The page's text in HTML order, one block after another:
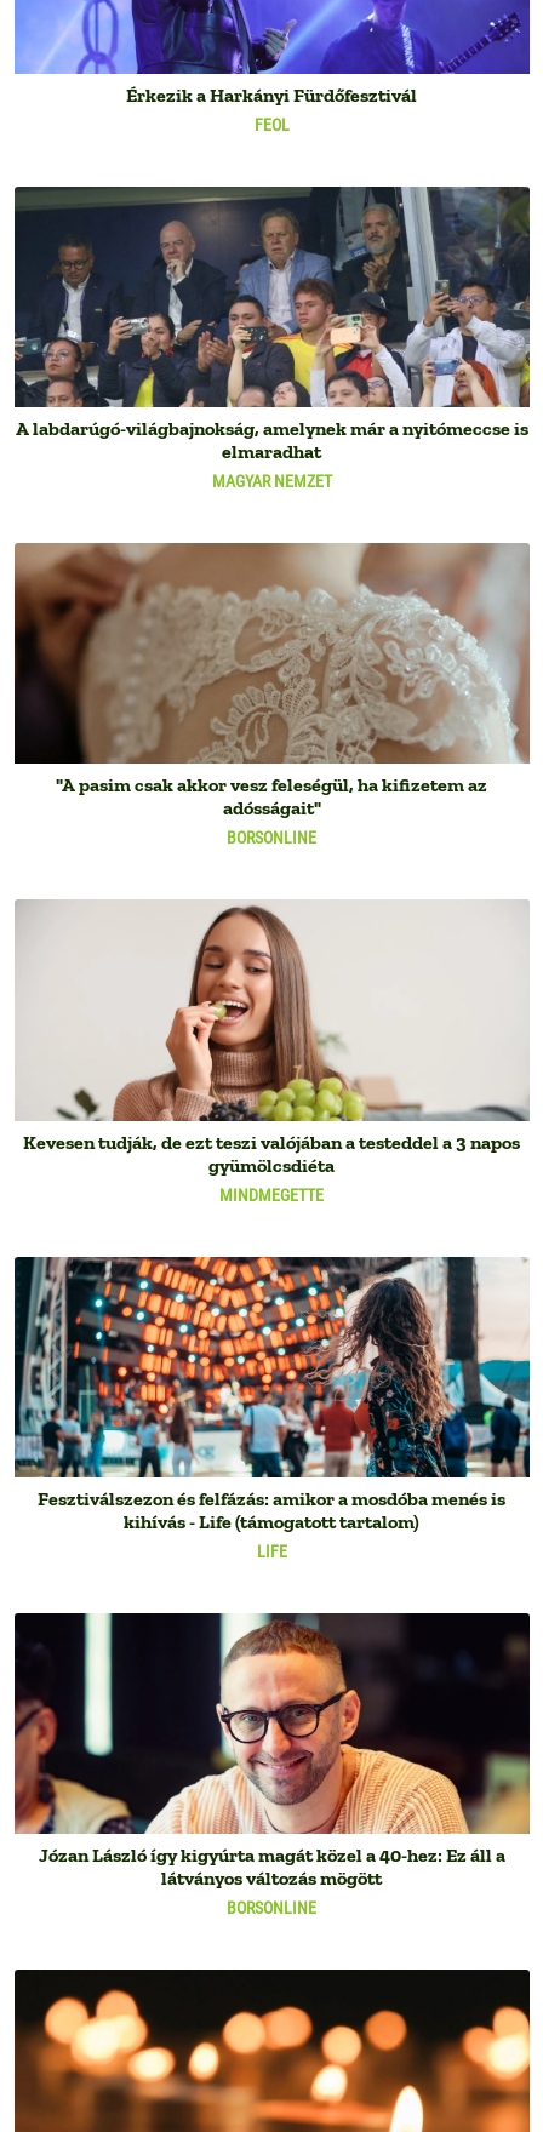
FEOL
Érkezik a Harkányi Fürdőfesztivál
MAGYAR NEMZET
A labdarúgó-világbajnokság, amelynek már a nyitómeccse is
elmaradhat
BORSONLINE
"A pasim csak akkor vesz feleségül, ha kifizetem az
adósságait"
MINDMEGETTE
Kevesen tudják, de ezt teszi valójában a testeddel a 3 napos
gyümölcsdiéta
LIFE
Fesztiválszezon és felfázás: amikor a mosdóba menés is
kihívás - Life (támogatott tartalom)
BORSONLINE
Józan László így kigyúrta magát közel a 40-hez: Ez áll a
látványos változás mögött